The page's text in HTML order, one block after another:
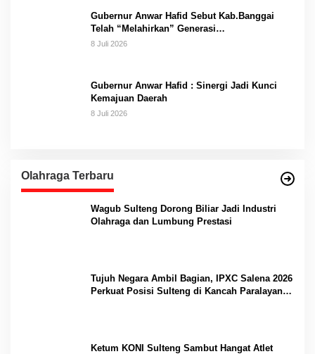
Gubernur Anwar Hafid Sebut Kab.Banggai
Telah “Melahirkan” Generasi…
8 Juli 2026
Gubernur Anwar Hafid : Sinergi Jadi Kunci
Kemajuan Daerah
8 Juli 2026
Olahraga Terbaru
Wagub Sulteng Dorong Biliar Jadi Industri
Olahraga dan Lumbung Prestasi
Tujuh Negara Ambil Bagian, IPXC Salena 2026
Perkuat Posisi Sulteng di Kancah Paralayang
Ketum KONI Sulteng Sambut Hangat Atlet